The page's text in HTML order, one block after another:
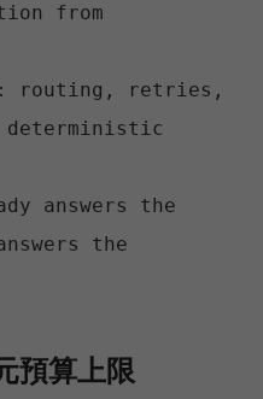
from
routing, retries,
deterministic
answers the
the
預算上限